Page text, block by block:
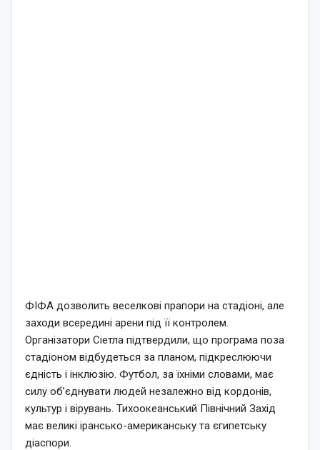
ФІФА дозволить веселкові прапори на стадіоні, але
заходи всередині арени під її контролем.
Організатори Сіетла підтвердили, що програма поза
стадіоном відбудеться за планом, підкреслюючи
єдність і інклюзію. Футбол, за їхніми словами, має
силу об’єднувати людей незалежно від кордонів,
культур і вірувань. Тихоокеанський Північний Захід
має великі ірансько-американську та єгипетську
діаспори.